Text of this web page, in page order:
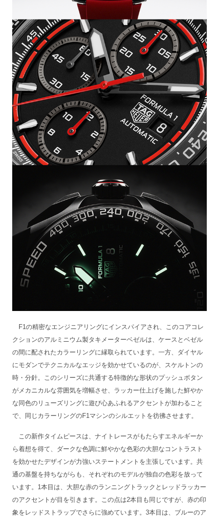
F1の精密なエンジニアリングにインスパイアされ、このコアコレ
クションのアルミニウム製タキメーターベゼルは、ケースとベゼル
の間に配されたカラーリングに縁取られています。一方、ダイヤル
にモダンでテクニカルなエッジを効かせているのが、スケルトンの
時・分針。このシリーズに共通する特徴的な形状のプッシュボタン
がメカニカルな雰囲気を増幅させ、ラッカー仕上げを施した鮮やか
な同色のリューズリングに遊び心あふれるアクセントが加わること
で、同じカラーリングのF1マシンのシルエットを彷彿させます。
この新作タイムピースは、ナイトレースがもたらすエネルギーか
ら着想を得て、ダークな色調に鮮やかな色彩の大胆なコントラスト
を効かせたデザインが力強いステートメントを主張しています。共
通の基盤を持ちながらも、それぞれのモデルが独自の色彩を放って
います。1本目は、大胆な赤のランニングトラックとレッドラッカー
のアクセントが目を引きます。この点は2本目も同じですが、赤の印
象をレッドストラップでさらに強めています。3本目は、ブルーのア